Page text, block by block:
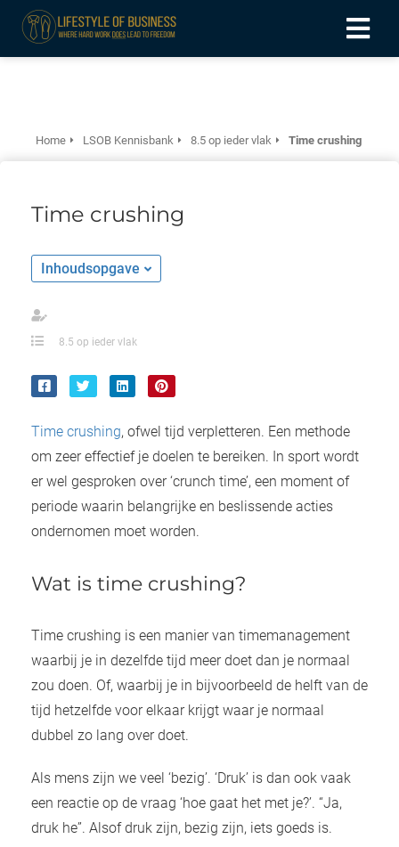
Home LSOB Kennisbank 8.5 op ieder vlak Time crushing
Time crushing
Inhoudsopgave
8.5 op ieder vlak
Time crushing, ofwel tijd verpletteren. Een methode
om zeer effectief je doelen te bereiken. In sport wordt
er wel gesproken over ‘crunch time’, een moment of
periode waarin belangrijke en beslissende acties
ondernomen moet worden.
Wat is time crushing?
Time crushing is een manier van timemanagement
waarbij je in dezelfde tijd meer doet dan je normaal
zou doen. Of, waarbij je in bijvoorbeeld de helft van de
tijd hetzelfde voor elkaar krijgt waar je normaal
dubbel zo lang over doet.
Als mens zijn we veel ‘bezig’. ‘Druk’ is dan ook vaak
een reactie op de vraag ‘hoe gaat het met je?’. “Ja,
druk he”. Alsof druk zijn, bezig zijn, iets goeds is.
om
Ze
gebruikt
en
kan de
om
over
van
op
de